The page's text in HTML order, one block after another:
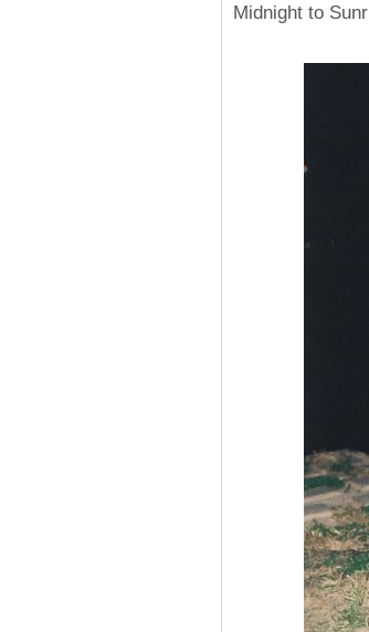
Midnight to